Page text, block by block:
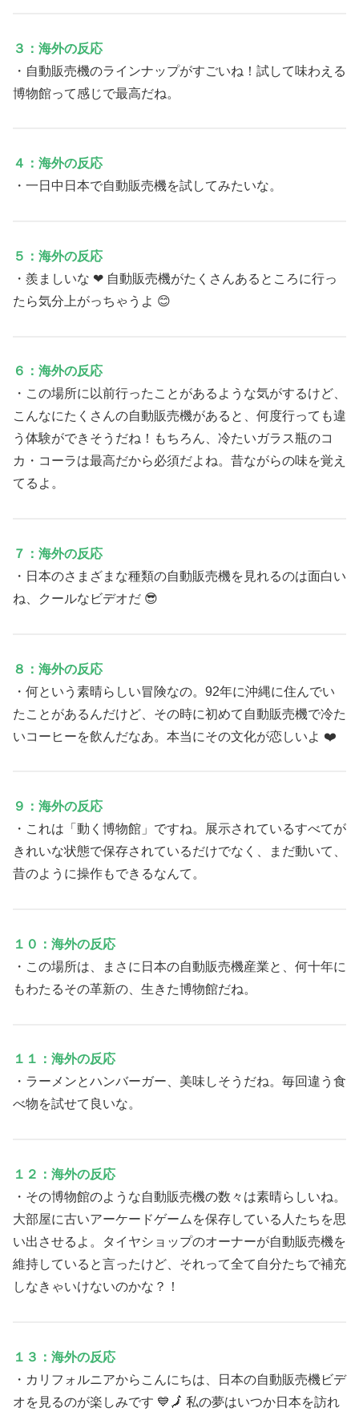
３：海外の反応
・自動販売機のラインナップがすごいね！試して味わえる
博物館って感じで最高だね。
４：海外の反応
・一日中日本で自動販売機を試してみたいな。
５：海外の反応
・羨ましいな ❤ 自動販売機がたくさんあるところに行っ
たら気分上がっちゃうよ 😊
６：海外の反応
・この場所に以前行ったことがあるような気がするけど、
こんなにたくさんの自動販売機があると、何度行っても違
う体験ができそうだね！もちろん、冷たいガラス瓶のコ
カ・コーラは最高だから必須だよね。昔ながらの味を覚え
てるよ。
７：海外の反応
・日本のさまざまな種類の自動販売機を見れるのは面白い
ね、クールなビデオだ 😎
８：海外の反応
・何という素晴らしい冒険なの。92年に沖縄に住んでい
たことがあるんだけど、その時に初めて自動販売機で冷た
いコーヒーを飲んだなあ。本当にその文化が恋しいよ ❤️
９：海外の反応
・これは「動く博物館」ですね。展示されているすべてが
きれいな状態で保存されているだけでなく、まだ動いて、
昔のように操作もできるなんて。
１０：海外の反応
・この場所は、まさに日本の自動販売機産業と、何十年に
もわたるその革新の、生きた博物館だね。
１１：海外の反応
・ラーメンとハンバーガー、美味しそうだね。毎回違う食
べ物を試せて良いな。
１２：海外の反応
・その博物館のような自動販売機の数々は素晴らしいね。
大部屋に古いアーケードゲームを保存している人たちを思
い出させるよ。タイヤショップのオーナーが自動販売機を
維持していると言ったけど、それって全て自分たちで補充
しなきゃいけないのかな？！
１３：海外の反応
・カリフォルニアからこんにちは、日本の自動販売機ビデ
オを見るのが楽しみです 💙🗾 私の夢はいつか日本を訪れ